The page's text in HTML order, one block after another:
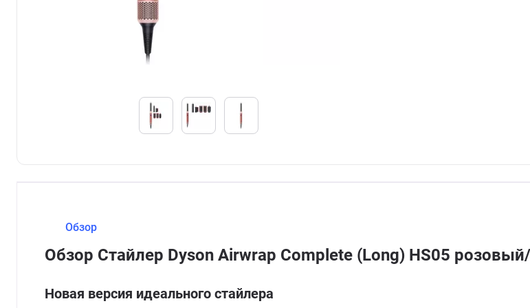
Обзор
Обзор Стайлер Dyson Airwrap Complete (Long) HS05
Новая версия идеального стайлера